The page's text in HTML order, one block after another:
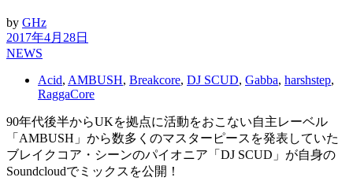
by GHz
2017年4月28日
NEWS
Acid, AMBUSH, Breakcore, DJ SCUD, Gabba, harshstep,
RaggaCore
90年代後半からUKを拠点に活動をおこない自主レーベル
「AMBUSH」から数多くのマスターピースを発表していた
ブレイクコア・シーンのパイオニア「DJ SCUD」が自身の
Soundcloudでミックスを公開！